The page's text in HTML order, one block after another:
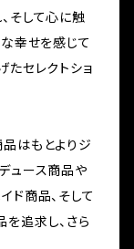
そして心に触
幸せを感じて
たセレクトショ
はもとよりジ
ュース商品や
ド商品、そして
追求し、さら